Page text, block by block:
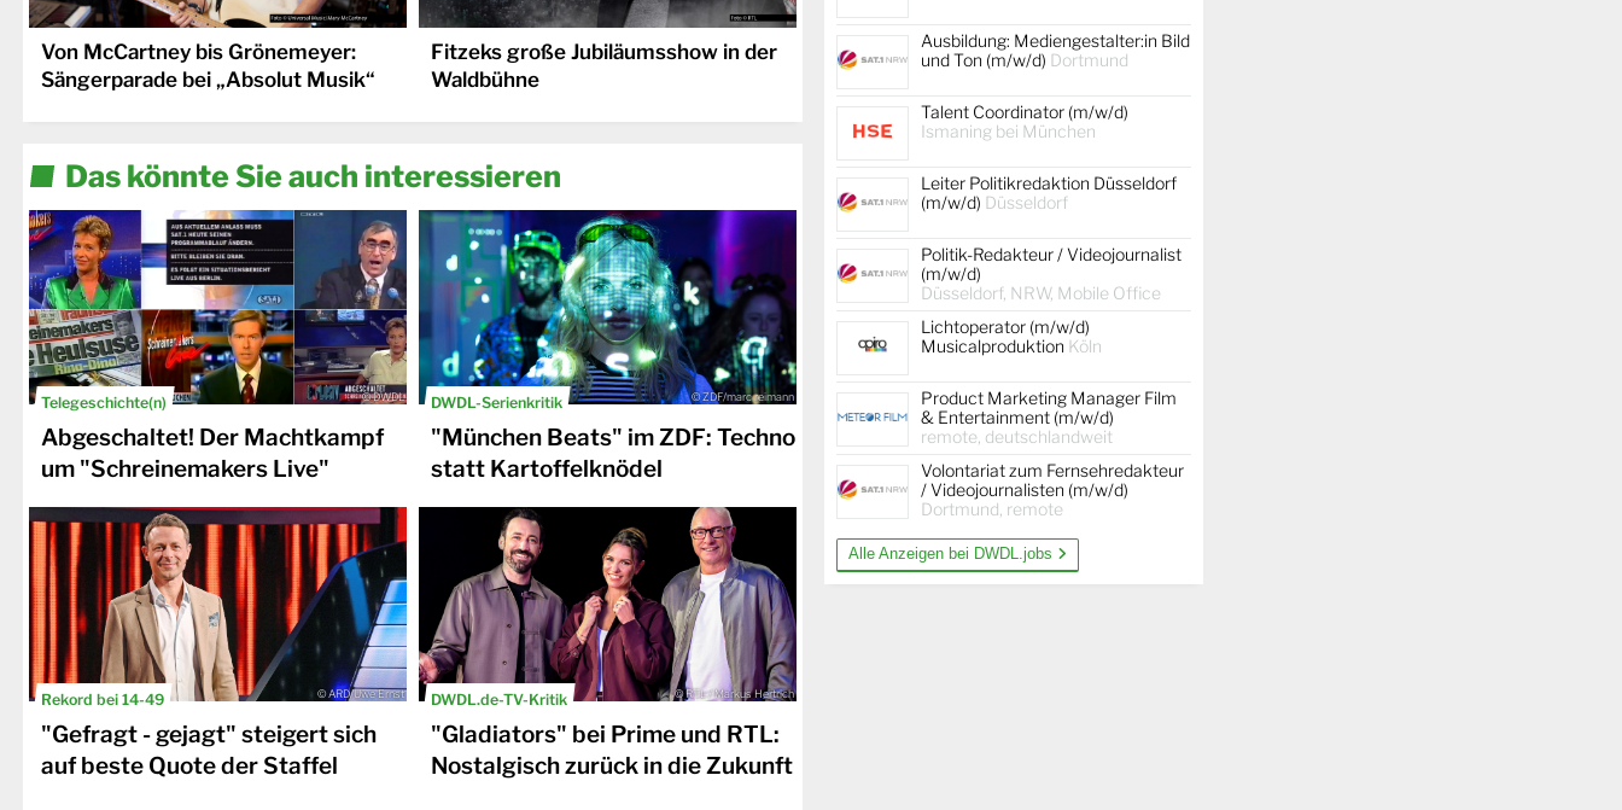
Von McCartney bis Grönemeyer:
Sängerparade bei „Absolut Musik“
Fitzeks große Jubiläumsshow in der
Waldbühne
Das könnte Sie auch interessieren
Telegeschichte(n) © DWDL
Abgeschaltet! Der Machtkampf
um "Schreinemakers Live"
DWDL-Serienkritik © ZDF/marc reimann
"München Beats" im ZDF: Techno
statt Kartoffelknödel
Rekord bei 14-49 © ARD/Uwe Ernst
"Gefragt - gejagt" steigert sich
auf beste Quote der Staffel
DWDL.de-TV-Kritik © RTL / Markus Hertrich
"Gladiators" bei Prime und RTL:
Nostalgisch zurück in die Zukunft
Ausbildung: Mediengestalter:in Bild
und Ton (m/w/d) Dortmund
Talent Coordinator (m/w/d)
Ismaning bei München
Leiter Politikredaktion Düsseldorf
(m/w/d) Düsseldorf
Politik-Redakteur / Videojournalist
(m/w/d)
Düsseldorf, NRW, Mobile Office
Lichtoperator (m/w/d)
Musicalproduktion Köln
Product Marketing Manager Film
& Entertainment (m/w/d)
remote, deutschlandweit
Volontariat zum Fernsehredakteur
/ Videojournalisten (m/w/d)
Dortmund, remote
Alle Anzeigen bei DWDL.jobs